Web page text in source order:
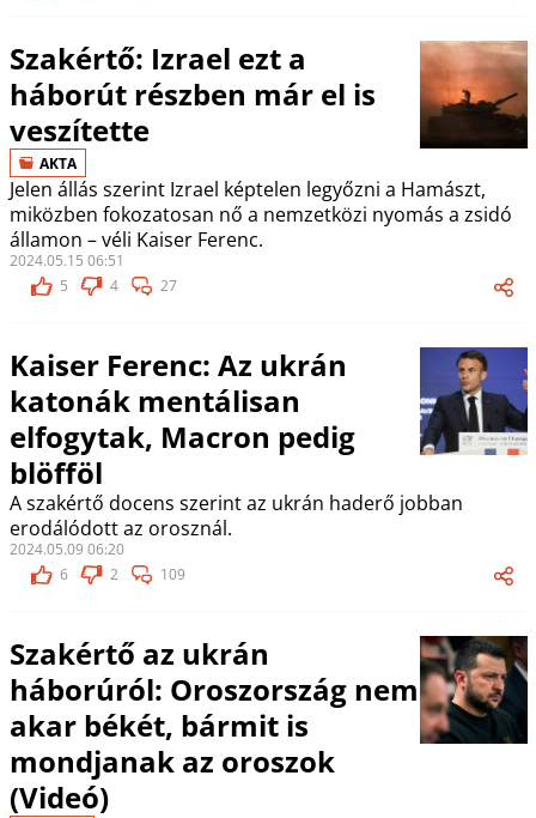
Szakértő: Izrael ezt a
háborút részben már el is
veszítette
AKTA
Jelen állás szerint Izrael képtelen legyőzni a Hamászt,
miközben fokozatosan nő a nemzetközi nyomás a zsidó
államon – véli Kaiser Ferenc.
2024.05.15 06:51
5
4 27
Kaiser Ferenc: Az ukrán
katonák mentálisan
elfogytak, Macron pedig
blöfföl
A szakértő docens szerint az ukrán haderő jobban
erodálódott az orosznál.
2024.05.09 06:20
6
2 109
Szakértő az ukrán
háborúról: Oroszország nem
akar békét, bármit is
mondjanak az oroszok
(Videó)